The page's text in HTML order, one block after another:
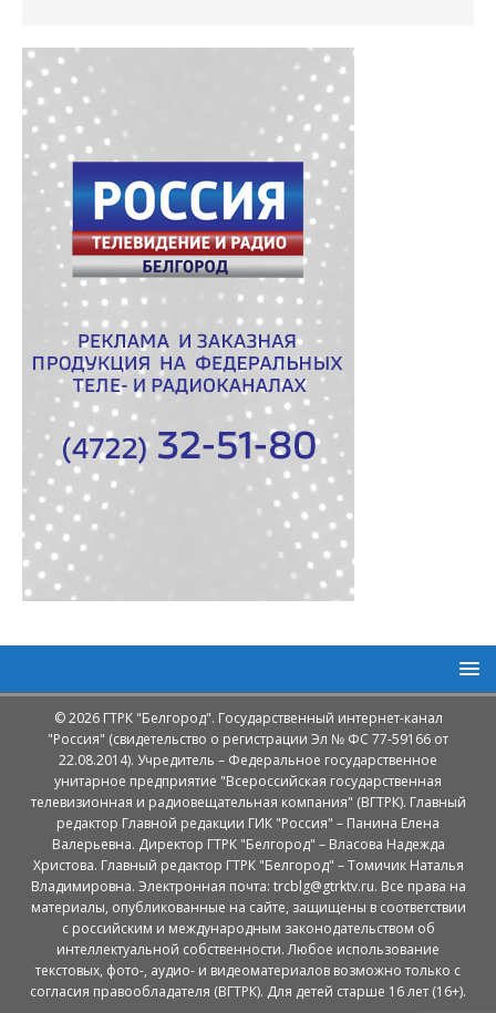
© 2026 ГТРК "Белгород". Государственный интернет-канал
"Россия" (свидетельство о регистрации Эл № ФС 77-59166 от
22.08.2014). Учредитель – Федеральное государственное
унитарное предприятие "Всероссийская государственная
телевизионная и радиовещательная компания" (ВГТРК). Главный
редактор Главной редакции ГИК "Россия" – Панина Елена
Валерьевна. Директор ГТРК "Белгород" – Власова Надежда
Христова. Главный редактор ГТРК "Белгород" – Томичик Наталья
Владимировна. Электронная почта: trcblg@gtrktv.ru. Все права на
материалы, опубликованные на сайте, защищены в соответствии
с российским и международным законодательством об
интеллектуальной собственности. Любое использование
текстовых, фото-, аудио- и видеоматериалов возможно только с
согласия правообладателя (ВГТРК). Для детей старше 16 лет (16+).